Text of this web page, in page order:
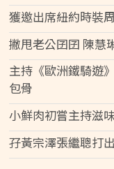
獲邀出席紐約時裝
撇甩老公囝囝 陳慧
主持《歐洲鐵騎遊
包骨
小鮮肉初嘗主持滋
孖黃宗澤張繼聰打